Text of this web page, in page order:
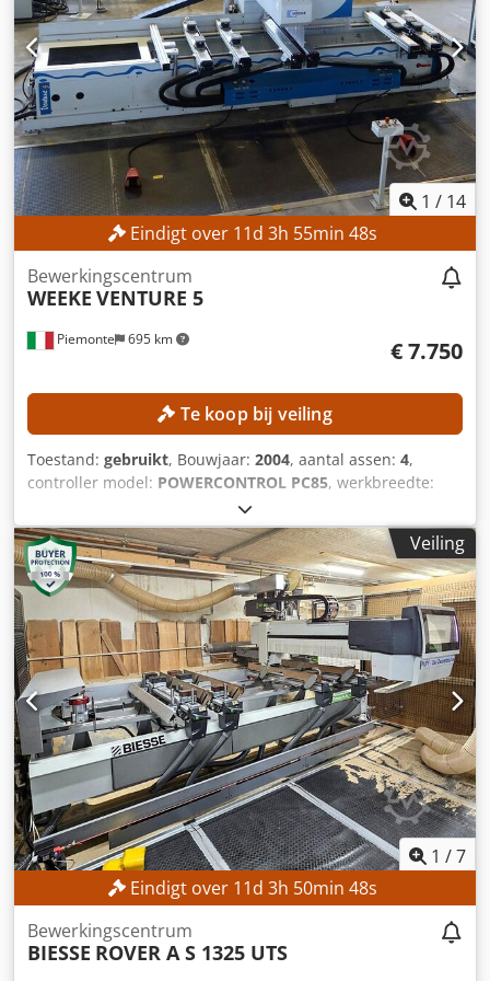
Type bediening: elektrisch Afmetingen (L x B x H): 9.766 x
4.789 x 2.288 mm UITRUSTING CE-markering
Documentatie/handleiding
1 / 14
Eindigt over 11d 3h 55min 45s
Piemonte 695 km
Bewerkingscentrum
WEEKE VENTURE 5
€ 7.750
Te koop bij veiling
Toestand: gebruikt, Bouwjaar: 2004, aantal assen: 4,
controller model: POWERCONTROL PC85, werkbreedte:
, freesaspindelsnelheid (max.):
werkende lengte:3.250 mm, TECHNISCHE GEGEVENS
Werkbereik X-as: 3.250 mm Werkbereik Y-as: 1.220 mm
Aantal werkposities: 2 Tafel: Pod-and-Rail-tafel Aantal
vacuümaanslaghouders: 6 Aantal aanstuurde assen: 4
Aantal booreenheden: 1 Aantal freesspindels: 1 Aantal
groefeenheden: 1 Booreenheid Positie: boven Verticale
boorspindels: 12 Horizontale boorspindels in X-richting: 4
Horizontale boorspindels in Y-richting: 2 Totaal aantal
boorspindels: 18 Freesspindel Positie: boven Aanstuurde
assen: 4 Motorvermogen: 12 kW Toerental: 24.000
omw/min Koeling: vloeistofkoeling Gereedschapswissel:
automatisch Groefeenheid Positie: boven Uitvoering: vast,
voor het maken van groeven in X-richting Maximaal
gereedschapsdiameter: 100 mm Motorvermogen: 2,2 kW
Toerental: 7.500 omw/min Aantal
gereedschapswisselingen: 16 Gereedschapsmagazijn op
de bewerkingskop: 8 posities Gereedschapsmagazijn aan
de achterkant van de machine: 8 posities Dcjdpfezmtl Rjx
Ah Rjk MACHINEGEGEVENS Besturing: POWERCONTROL
PC85 Programmeersoftware: WOODWOP 5
Veiling
1 /7
Eindigt over 11d 3h 50min 45s
Bewerkingscentrum
BIESSE ROVER A S 1325 UTS